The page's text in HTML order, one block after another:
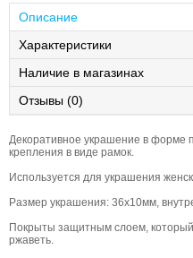
Описание
Характеристики
Наличие в магазинах
Отзывы (0)
Декоративное украшение в форме
крепления в виде рамок.
Используется для украшения
Размер украшения: 36х10мм,
Покрыты защитным слоем,
ржаветь.